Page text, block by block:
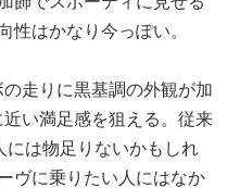
性はかなり今っぽい。
走りに黒基調の外観が加
い満足感を狙える。従来
には物足りないかもしれ
ヴに乗りたい人にはなか